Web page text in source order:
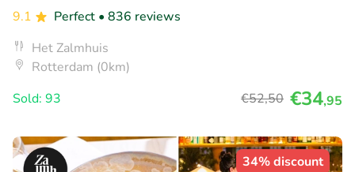
9.1
Perfect • 836 reviews
Het Zalmhuis
Rotterdam (0km)
Sold: 93
€52,50 €34,95
34% discount